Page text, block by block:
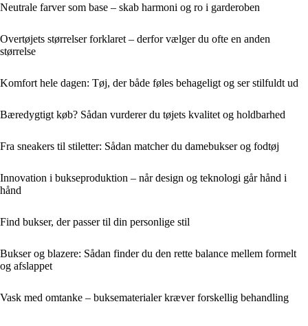
Neutrale farver som base – skab harmoni og ro i garderoben
Overtøjets størrelser forklaret – derfor vælger du ofte en anden
størrelse
Komfort hele dagen: Tøj, der både føles behageligt og ser stilfuldt ud
Bæredygtigt køb? Sådan vurderer du tøjets kvalitet og holdbarhed
Fra sneakers til stiletter: Sådan matcher du damebukser og fodtøj
Innovation i bukseproduktion – når design og teknologi går hånd i
hånd
Find bukser, der passer til din personlige stil
Bukser og blazere: Sådan finder du den rette balance mellem formelt
og afslappet
Vask med omtanke – buksematerialer kræver forskellig behandling